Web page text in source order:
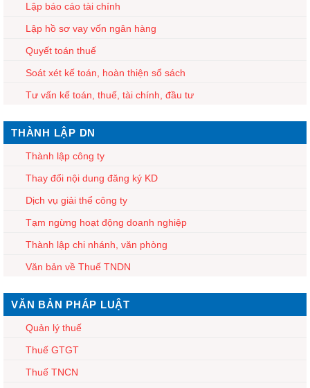
Lập báo cáo tài chính
Lập hồ sơ vay vốn ngân hàng
Quyết toán thuế
Soát xét kế toán, hoàn thiện sổ sách
Tư vấn kế toán, thuế, tài chính, đầu tư
THÀNH LẬP DN
Thành lập công ty
Thay đổi nội dung đăng ký KD
Dịch vụ giải thể công ty
Tạm ngừng hoạt động doanh nghiệp
Thành lập chi nhánh, văn phòng
Văn bản về Thuế TNDN
VĂN BẢN PHÁP LUẬT
Quản lý thuế
Thuế GTGT
Thuế TNCN